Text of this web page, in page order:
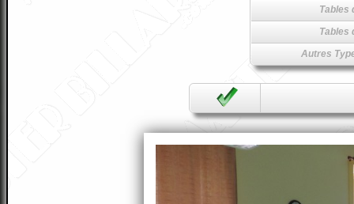
Tables
Tables
Autres